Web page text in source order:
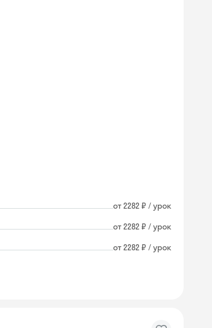
от 2282 ₽ / урок
от 2282 ₽ / урок
от 2282 ₽ / урок